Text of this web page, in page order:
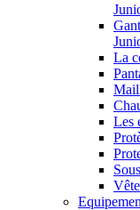
La
Les